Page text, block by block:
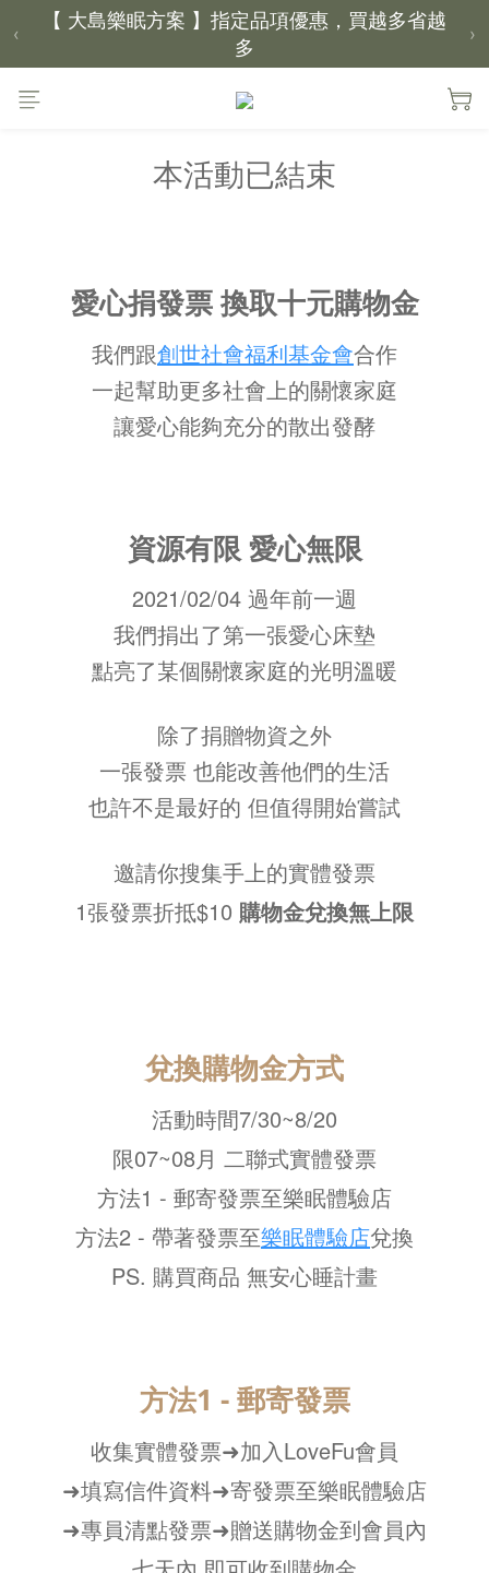
【 大島樂眠方案 】指定品項優惠，買越多省越
多
【新家入厝禮】新家起點，送上祝福
【 涼感家族 】天氣越熱，優惠越多
‹ ›
本活動已結束
愛心捐發票 換取十元購物金
我們跟創世社會福利基金會合作
一起幫助更多社會上的關懷家庭
讓愛心能夠充分的散出發酵
資源有限 愛心無限
2021/02/04 過年前一週
我們捐出了第一張愛心床墊
點亮了某個關懷家庭的光明溫暖
除了捐贈物資之外
一張發票 也能改善他們的生活
也許不是最好的 但值得開始嘗試
邀請你搜集手上的實體發票
1張發票折抵$10 購物金兌換無上限
兌換購物金方式
活動時間7/30~8/20
限07~08月 二聯式實體發票
方法1 - 郵寄發票至樂眠體驗店
方法2 - 帶著發票至樂眠體驗店兌換
PS. 購買商品 無安心睡計畫
方法1 - 郵寄發票
收集實體發票➜加入LoveFu會員
➜填寫信件資料➜寄發票至樂眠體驗店
➜專員清點發票➜贈送購物金到會員內